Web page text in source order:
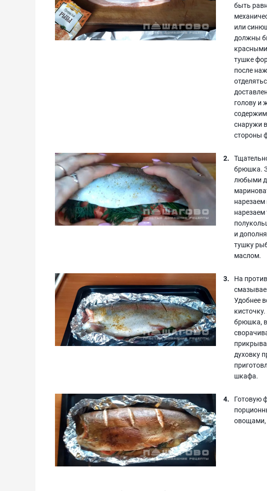
быть
или
должны
тушке
после
голову и
снаружи
стороны
брюшка.
любыми
и
тушку
маслом.
На
Удобнее
брюшка,
духовку
шкафа.
Готовую
овощами,